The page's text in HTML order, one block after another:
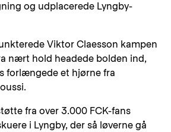
og udplacerede Lyngby-
Viktor Claesson kampen
nært hold headede bolden ind,
forlængede et hjørne fra
fra over 3.000 FCK-fans
i Lyngby, der så løverne gå